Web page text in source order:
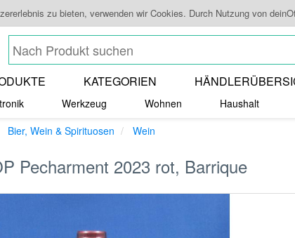
zu bieten, verwenden wir Cookies. Durch Nutzung von
KATEGORIEN
Werkzeug Wohnen Haushalt
Bier, Wein & Spirituosen Wein
Pecharment 2023 rot, Barrique